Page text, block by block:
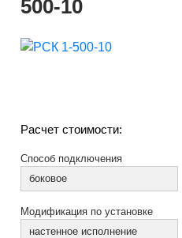
500-10
Расчет стоимости:
Способ подключения
боковое
Модификация по установке
настенное исполнение